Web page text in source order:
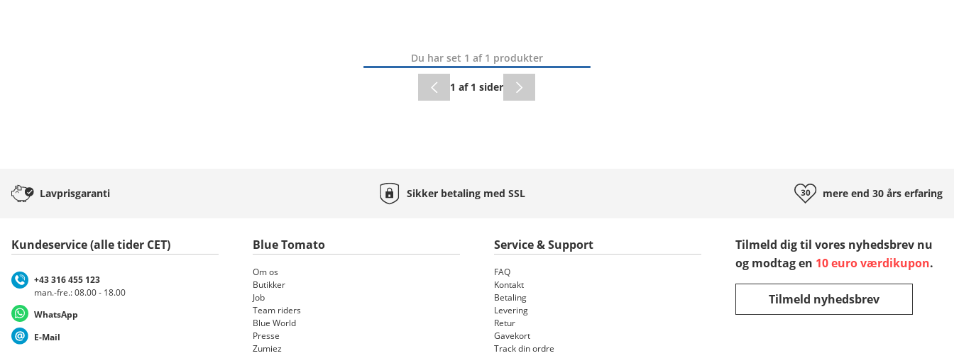
Du har set 1 af 1 produkter
1 af 1 sider
Lavprisgaranti Sikker betaling medSSL mere end 30 års erfaring
Kundeservice (alle tider CET)
+43 316 455 123
man.-fre.: 08.00 - 18.00
WhatsApp
E-Mail
Blue Tomato
Om os
Butikker
Job
Team riders
Blue World
Presse
Zumiez
Service & Support
FAQ
Kontakt
Betaling
Levering
Retur
Gavekort
Track din ordre
Tilmeld dig til vores nyhedsbrev nu
og modtag en 10 euro værdikupon.
Tilmeld nyhedsbrev